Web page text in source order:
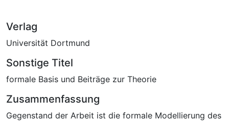
Verlag
Universität Dortmund
Sonstige Titel
formale Basis und Beiträge zur Theorie
Zusammenfassung
Gegenstand der Arbeit ist die formale Modellierung des